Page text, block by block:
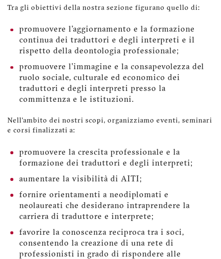
Tra gli obiettivi della nostra sezione figurano quello di:
promuovere l'aggiornamento e la formazione
continua dei traduttori e degli interpreti e il
rispetto della deontologia professionale;
promuovere l’immagine e la consapevolezza del
ruolo sociale, culturale ed economico dei
traduttori e degli interpreti presso la
committenza e le istituzioni.
Nell’ambito dei nostri scopi, organizziamo eventi, seminari
e corsi finalizzati a:
promuovere la crescita professionale e la
formazione dei traduttori e degli interpreti;
aumentare la visibilità di AITI;
fornire orientamenti a neodiplomati e
neolaureati che desiderano intraprendere la
carriera di traduttore e interprete;
favorire la conoscenza reciproca tra i soci,
consentendo la creazione di una rete di
professionisti in grado di rispondere alle